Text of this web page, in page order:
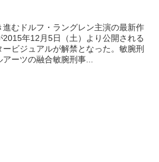
むドルフ・ラングレン主演の最新作
2015年12月5日（土）より公開される
ビジュアルが解禁となった。敏腕刑
ーツの融合敏腕刑事...